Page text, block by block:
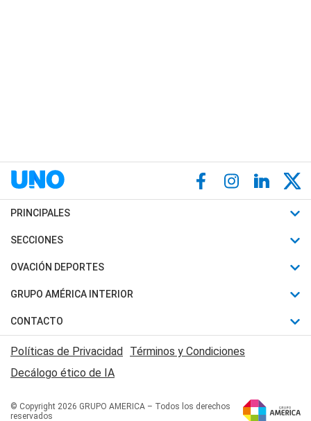
PRINCIPALES
Últimas Noticias
Política
Judiciales
Economia
SECCIONES
Horóscopo
Motores
Trucos caseros
Series y Películas
Edictos y Solicitadas
OVACIÓN DEPORTES
Fútbol
Mundial
Automovilismo
Rugby
Básquet
GRUPO AMÉRICA INTERIOR
Canal 7 en Vivo
San Juan 8
CONTACTO
Acerca de Nosotros
Contactanos
Políticas de Privacidad Términos y Condiciones
Decálogo ético de IA
© Copyright 2026 GRUPO AMERICA – Todos los derechos
reservados